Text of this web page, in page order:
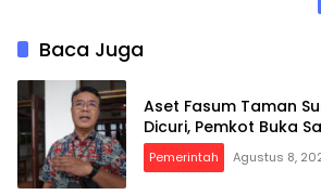
Baca Juga
Aset Fasum Taman
Dicuri, Pemkot Buka
Pemerintah Agustus 8,